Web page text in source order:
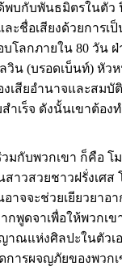
พบกับพันธมิตรในตัว
ละชื่อเสียงด้วยการเ
บโลกภายใน 80 วัน
วิน (บรอดเบ็นท์) หัว
งเสียอำนาจและสม
ำเร็จ ดังนั้นเขาต้อง
มกับพวกเขา ก็คือ โ
าวสวยชาวฝรั่งเศส
อาจจะช่วยเยียวยา
กพูดจาเพื่อให้พวกเข
าณแห่งศิลปะในตัวเ
การผจญภัยของพวกเ